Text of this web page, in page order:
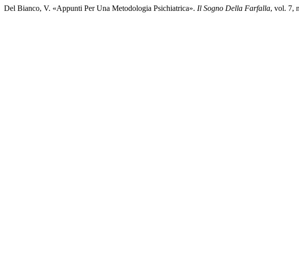
Del Bianco, V. «Appunti Per Una Metodologia Psichiatrica». Il Sogno Della Farfalla, vol. 7,